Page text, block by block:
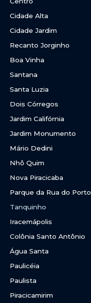
Cidade Alta
Cidade Jardim
Recanto Jorginho
Boa Vinha
Santana
Santa Luzia
Dois Córregos
Jardim Califórnia
Jardim Monumento
Mário Dedini
Nhô Quim
Nova Piracicaba
Parque da Rua do Porto
Tanquinho
Iracemápolis
Colônia Santo Antônio
Água Santa
Paulicéia
Paulista
Piracicamirim